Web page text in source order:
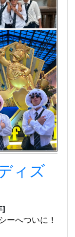
ィズ
]
ーへついに！